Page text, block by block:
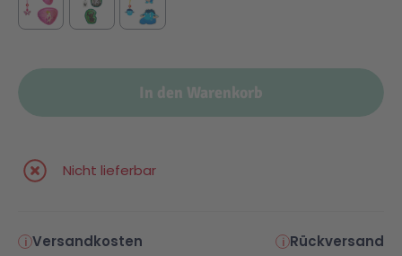
In den Warenkorb
Nicht lieferbar
Versandkosten
Rückversand